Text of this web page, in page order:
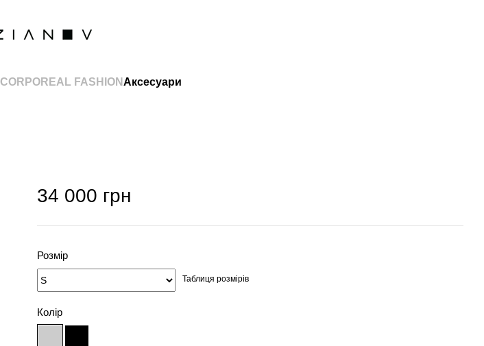
CORPOREAL FASHIONАксесуари
34 000 грн
Розмір
Таблиця розмірів
Колір